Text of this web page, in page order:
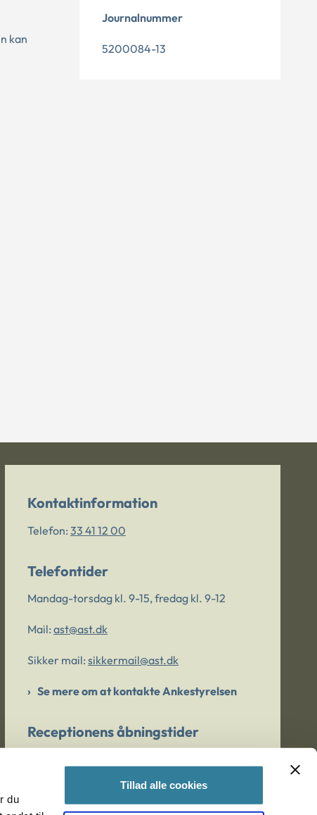
du
Tillad alle cookies
kan
Journalnummer
5200084-13
Kontaktinformation
Telefon: 33 41 12 00
Telefontider
Mandag-torsdag kl. 9-15, fredag kl. 9-12
Mail: ast@ast.dk
Sikker mail: sikkermail@ast.dk
Se mere om at kontakte Ankestyrelsen
Receptionens åbningstider